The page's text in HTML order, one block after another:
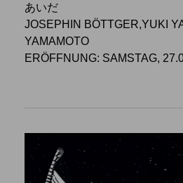
あいだ
JOSEPHIN BÖTTGER,YUKI
YAMAMOTO
ERÖFFNUNG: SAMSTAG,